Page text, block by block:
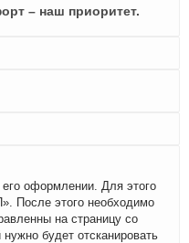
– наш приоритет.
оформлении. Для этого
После этого необходимо
на страницу со
будет отсканировать